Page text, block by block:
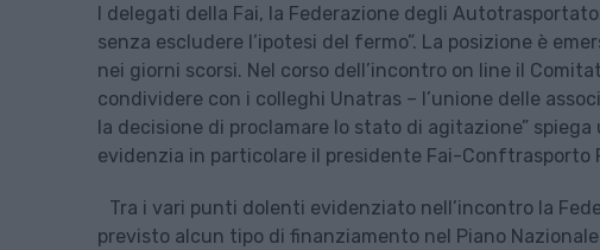
I delegati della Fai, la Federazione degli
senza escludere l’ipotesi del fermo”. La posizione è
nei giorni scorsi. Nel corso dell’incontro on line il
condividere con i colleghi Unatras – l’unione delle
la decisione di proclamare lo stato di agitazione”
evidenzia in particolare il presidente Fai-Conftrasporto
Tra i vari punti dolenti evidenziato nell’incontro la
previsto alcun tipo di finanziamento nel Piano